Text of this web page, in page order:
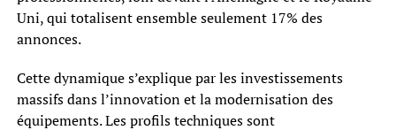
Uni, qui totalisent ensemble seulement 17% des
annonces.
Cette dynamique s’explique par les investissements
massifs dans l’innovation et la modernisation des
équipements. Les profils techniques sont